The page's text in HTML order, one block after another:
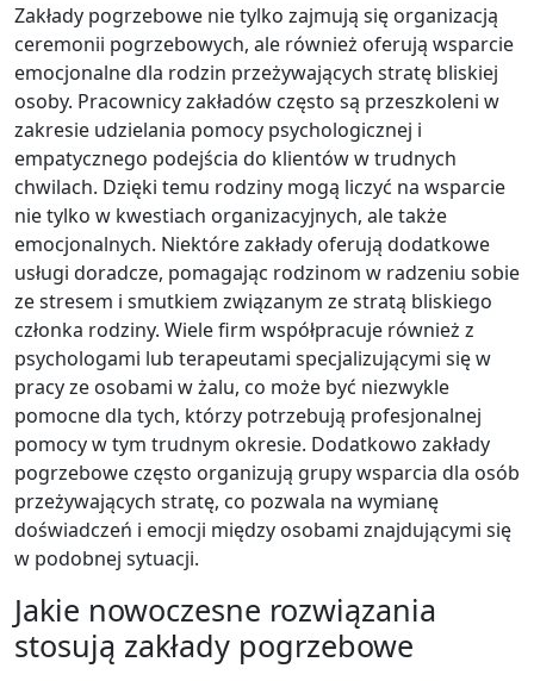
Zakłady pogrzebowe nie tylko zajmują się organizacją
ceremonii pogrzebowych, ale również oferują wsparcie
emocjonalne dla rodzin przeżywających stratę bliskiej
osoby. Pracownicy zakładów często są przeszkoleni w
zakresie udzielania pomocy psychologicznej i
empatycznego podejścia do klientów w trudnych
chwilach. Dzięki temu rodziny mogą liczyć na wsparcie
nie tylko w kwestiach organizacyjnych, ale także
emocjonalnych. Niektóre zakłady oferują dodatkowe
usługi doradcze, pomagając rodzinom w radzeniu sobie
ze stresem i smutkiem związanym ze stratą bliskiego
członka rodziny. Wiele firm współpracuje również z
psychologami lub terapeutami specjalizującymi się w
pracy ze osobami w żalu, co może być niezwykle
pomocne dla tych, którzy potrzebują profesjonalnej
pomocy w tym trudnym okresie. Dodatkowo zakłady
pogrzebowe często organizują grupy wsparcia dla osób
przeżywających stratę, co pozwala na wymianę
doświadczeń i emocji między osobami znajdującymi się
w podobnej sytuacji.
Jakie nowoczesne rozwiązania
stosują zakłady pogrzebowe